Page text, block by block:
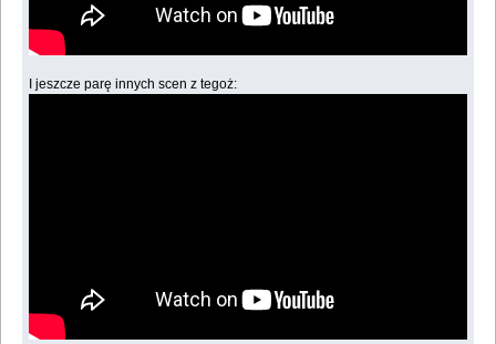
I jeszcze parę innych scen z tegoż: